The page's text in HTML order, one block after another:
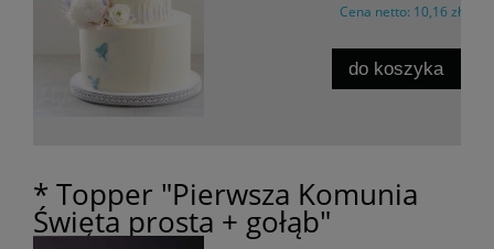
Cena netto: 10,16 zł
do koszyka
* Topper "Pierwsza Komunia
Święta prosta + gołąb"